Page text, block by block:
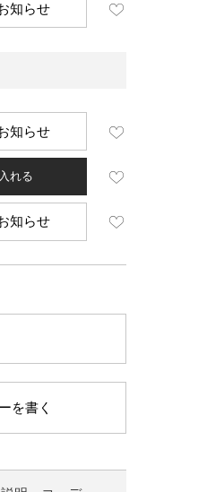
知らせ
知らせ
れる
知らせ
を書く